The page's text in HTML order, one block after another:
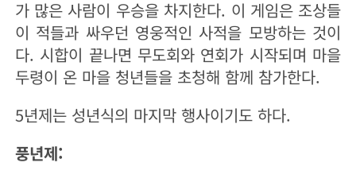
가 많은 사람이 우승을 차지한다. 이 게임은 조상들
이 적들과 싸우던 영웅적인 사적을 모방하는 것이
다. 시합이 끝나면 무도회와 연회가 시작되며 마을
두령이 온 마을 청년들을 초청해 함께 참가한다.
5년제는 성년식의 마지막 행사이기도 하다.
풍년제: